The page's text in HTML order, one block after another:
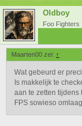
Oldboy
Foo Fighters
Maarten00 zei: ↑
Wat gebeurd er
Is makkelijk te
aan te zetten tijdens
FPS sowieso